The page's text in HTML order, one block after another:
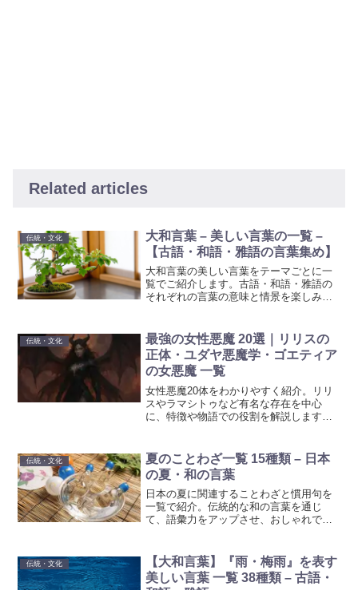
Related articles
伝統・文化
大和言葉 – 美しい言葉の一覧 –
【古語・和語・雅語の言葉集め】
大和言葉の美しい言葉をテーマごとに一
覧でご紹介します。古語・和語・雅語の
それぞれの言葉の意味と情景を楽しみな
伝統・文化
最強の女性悪魔 20選｜リリスの
正体・ユダヤ悪魔学・ゴエティア
の女悪魔 一覧
女性悪魔20体をわかりやすく紹介。リリ
スやラマシトゥなど有名な存在を中心
に、特徴や物語での役割を解説します。
伝統・文化
夏のことわざ一覧 15種類 – 日本
の夏・和の言葉
日本の夏に関連することわざと慣用句を
一覧で紹介。伝統的な和の言葉を通じ
て、語彙力をアップさせ、おしゃれで美
伝統・文化
【大和言葉】『雨・梅雨』を表す
美しい言葉 一覧 38種類 – 古語・